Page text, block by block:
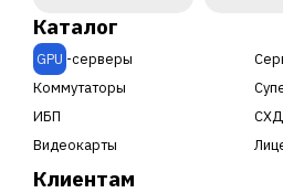
Каталог
GPU -серверы
Коммутаторы
ИБП
СХД
Видеокарты
Клиентам